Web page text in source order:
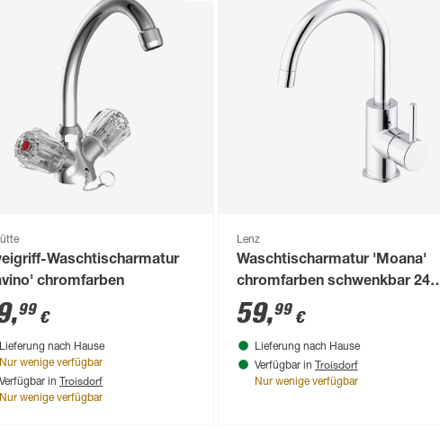
Waschtischarmatur
chromfarben
,99 €
Lieferung nach Hause
Nur wenige verfügbar
Verfügbar in Troisdorf
Nur wenige verfügbar
Lenz
Waschtischarmatur 'Moana'
chromfarben schwenkbar 24
cm
59,99€
Lieferung nach Hause
Verfügbar in Troisdorf
Nur wenige verfügbar